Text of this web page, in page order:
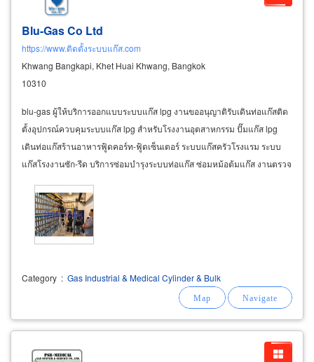
Blu-Gas Co Ltd
https://www.ติดตั้งระบบแก๊ส.com
Khwang Bangkapi, Khet Huai Khwang, Bangkok
10310
blu-gas ผู้ให้บริการออกแบบระบบแก๊ส lpg งานขออนุญาติรับเดินท่อแก๊สติด
ตั้งอุปกรณ์ควบคุมระบบแก๊ส lpg สำหรับโรงงานอุตสาหกรรม ปั๊มแก๊ส lpg
เดินท่อแก๊สร้านอาหารฟู้ดคอร์ท-ฟู้ดเซ็นเตอร์ ระบบแก๊สครัวโรงแรม ระบบ
แก๊สโรงงานซัก-รีด บริการซ่อมบำรุงระบบท่อแก๊ส ซ่อมหม้อต้มแก๊ส งานตรวจ
Category : Gas Industrial & Medical Cylinder & Bulk